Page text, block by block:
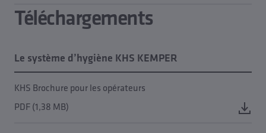
Téléchargements
Le système d’hygiène KHS KEMPER
KHS Brochure pour les opérateurs
PDF (1,38 MB)